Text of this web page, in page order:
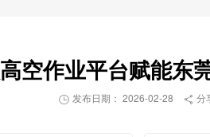
空作业平台赋能东
 发布日期： 2026-02-28  分